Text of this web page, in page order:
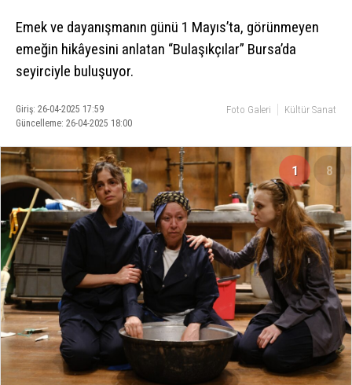
Emek ve dayanışmanın günü 1 Mayıs’ta, görünmeyen
emeğin hikâyesini anlatan “Bulaşıkçılar” Bursa’da
seyirciyle buluşuyor.
Giriş: 26-04-2025 17:59
Güncelleme: 26-04-2025 18:00
Foto Galeri Kültür Sanat
1 8